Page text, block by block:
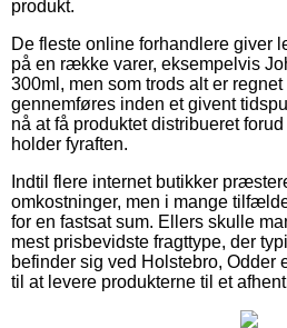
produkt.
De fleste online forhandlere giver
på en række varer, eksempelvis
300ml, men som trods alt er
gennemføres inden et givent
nå at få produktet distribueret
holder fyraften.
Indtil flere internet butikker
omkostninger, men i mange
for en fastsat sum. Ellers skulle
mest prisbevidste fragttype, der
befinder sig ved Holstebro, Odder
til at levere produkterne til et